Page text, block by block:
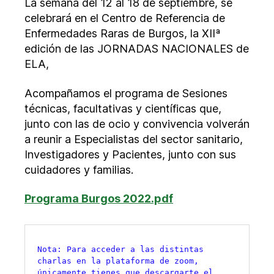
La semana del 12 al 18 de septiembre, se
celebrará en el Centro de Referencia de
Enfermedades Raras de Burgos, la XIIª
edición de las JORNADAS NACIONALES de
ELA,
Acompañamos el programa de Sesiones
técnicas, facultativas y científicas que,
junto con las de ocio y convivencia volverán
a reunir a Especialistas del sector sanitario,
Investigadores y Pacientes, junto con sus
cuidadores y familias.
Programa Burgos 2022.pdf
Nota: Para acceder a las distintas
charlas en la plataforma de zoom,